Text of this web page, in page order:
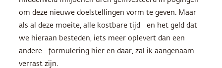
om deze nieuwe doelstellingen vorm te geven. Maar
als al deze moeite, alle kostbare tijd en het geld dat
we hieraan besteden, iets meer oplevert dan een
andere formulering hier en daar, zal ik aangenaam
verrast zijn.